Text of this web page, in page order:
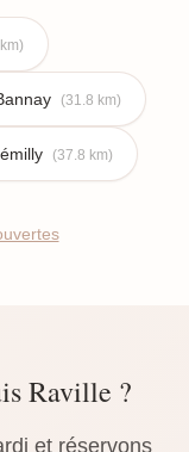
(31.8 km)
(37.8 km)
Raville ?
et réservons